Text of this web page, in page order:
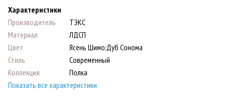
Характеристики
Производитель
ТЭКС
Материал
ЛДСП
Цвет
Ясень Шимо;Дуб Сонома
Стиль
Современный
Коллекция
Полка
Показать все характеристики